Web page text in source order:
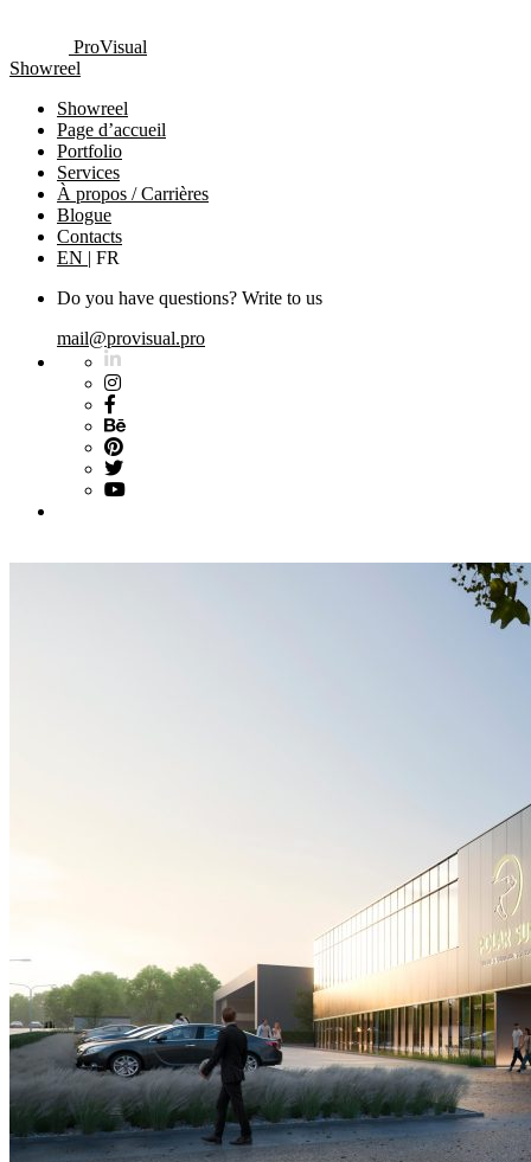
ProVisual
Showreel
Showreel
Page d’accueil
Portfolio
Services
À propos / Carrières
Blogue
Contacts
EN | FR
Do you have questions? Write to us
mail@provisual.pro